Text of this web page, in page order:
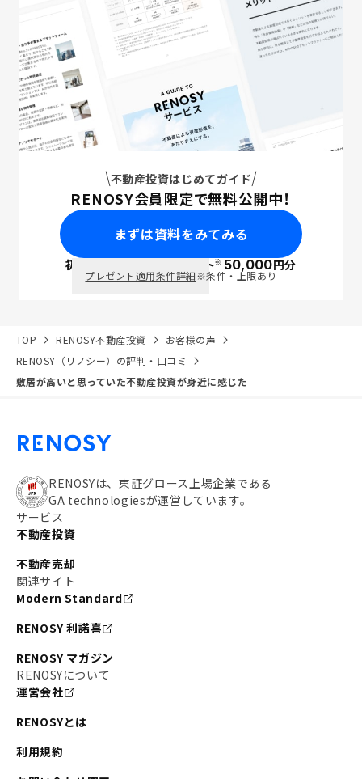
不動産投資はじめてガイド
RENOSY会員限定で無料公開中！
まずは資料をみてみる
初回面談で ポイント※50,000円分
プレゼント適用条件詳細※条件・上限あり
TOP RENOSY不動産投資
お客様の声
RENOSY（リノシー）の評判・口コミ
敷居が高いと思っていた不動産投資が身近に感じた
RENOSYは、東証グロース上場企業である
GA technologiesが運営しています。
サービス
不動産投資
不動産売却
関連サイト
Modern Standard
RENOSY 利諾喜
RENOSY マガジン
RENOSYについて
運営会社
RENOSYとは
利用規約